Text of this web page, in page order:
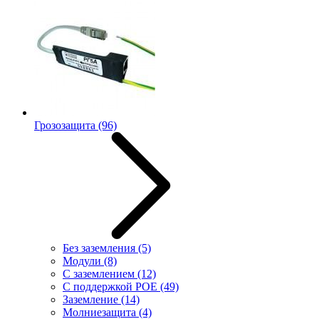
Грозозащита (96)
Без заземления (5)
Модули (8)
С заземлением (12)
С поддержкой POE (49)
Заземление (14)
Молниезащита (4)